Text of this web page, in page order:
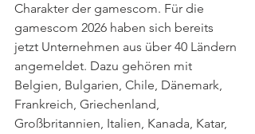
Charakter der gamescom. Für die
gamescom 2026 haben sich bereits
jetzt Unternehmen aus über 40 Ländern
angemeldet. Dazu gehören mit
Belgien, Bulgarien, Chile, Dänemark,
Frankreich, Griechenland,
Großbritannien, Italien, Kanada, Katar,